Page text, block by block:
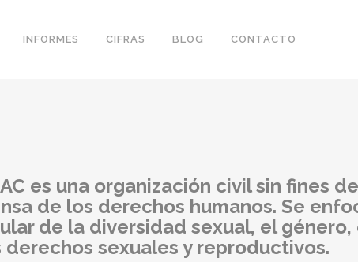
INFORMES CIFRAS BLOG CONTACTO
es una organización civil sin fines
de los derechos humanos. Se
de la diversidad sexual, el género,
sexuales y reproductivos.